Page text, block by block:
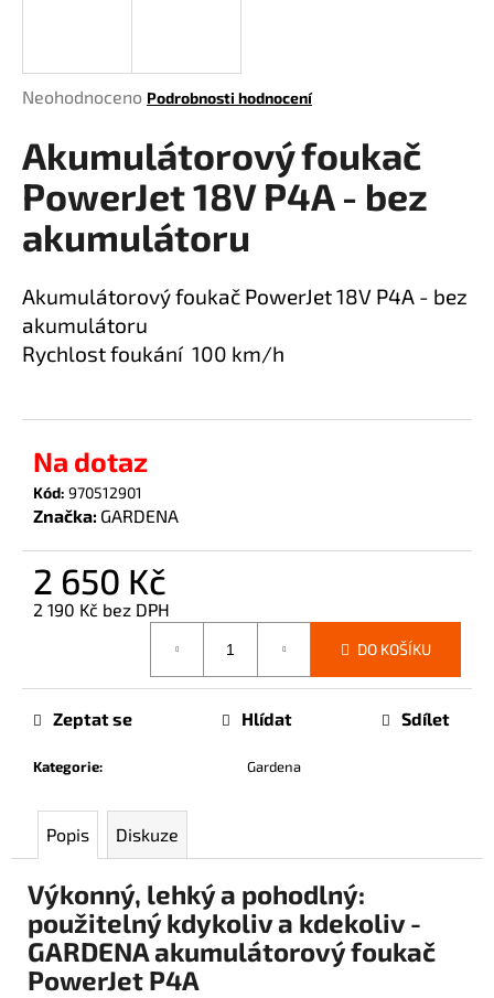
Průměrné
produktu
je
0,0
z
5
Neohodnoceno Podrobnosti hodnocení
Akumulátorový foukač
PowerJet 18V P4A - bez
akumulátoru
Akumulátorový foukač PowerJet 18V P4A - bez
akumulátoru
Rychlost foukání 100 km/h
Na dotaz
Kód: 970512901
Značka: GARDENA
2 650 Kč
2 190 Kč bez DPH
DO KOŠÍKU
Kategorie: Gardena
Zeptat se Hlídat Sdílet
Popis Diskuze
Výkonný, lehký a pohodlný:
použitelný kdykoliv a kdekoliv -
GARDENA akumulátorový foukač
PowerJet P4A
í
t
?
HLEDAT
D
u
u
j
m